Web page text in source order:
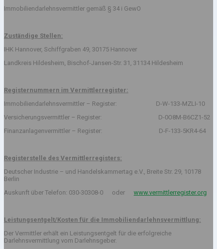
Immobiliendarlehnsvermittler gemäß § 34 i GewO
Zuständige Stellen:
IHK Hannover, Schiffgraben 49, 30175 Hannover
Landkreis Hildesheim, Bischof-Jansen-Str. 31, 31134 Hildesheim
Registernummern im Vermittlerregister:
Immobiliendarlehnsvermittler – Register: D-W-133-MZLI-10
Versicherungsvermittler – Register: D-0O8M-B6CZ1-52
Finanzanlagenvermittler – Register: D-F-133-5KR4-64
Registerstelle des Vermittlerregisters:
Deutscher Industrie – und Handelskammertag e.V., Breite Str. 29, 10178
Berlin
Auskunft über Telefon: 030-30308-0 oder www.vermittlerregister.org
Leistungsentgelt/Kosten für die Immobiliendarlehnsvermittlung:
Der Vermittler erhält ein Leistungsentgelt für die erfolgreiche
Darlehnsvermittlung vom Darlehnsgeber.